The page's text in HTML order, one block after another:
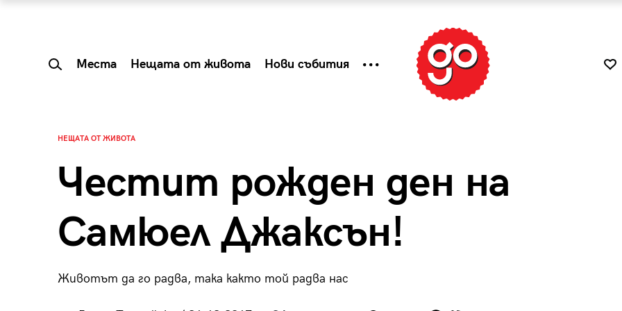
Места Нещата от живота Нови събития
НЕЩАТА ОТ ЖИВОТА
Честит рожден ден на
Самюел Джаксън!
Животът да го радва, така както той радва нас
Summer Prelude: как